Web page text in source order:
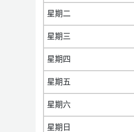
星期二
星期三
星期四
星期五
星期六
星期日